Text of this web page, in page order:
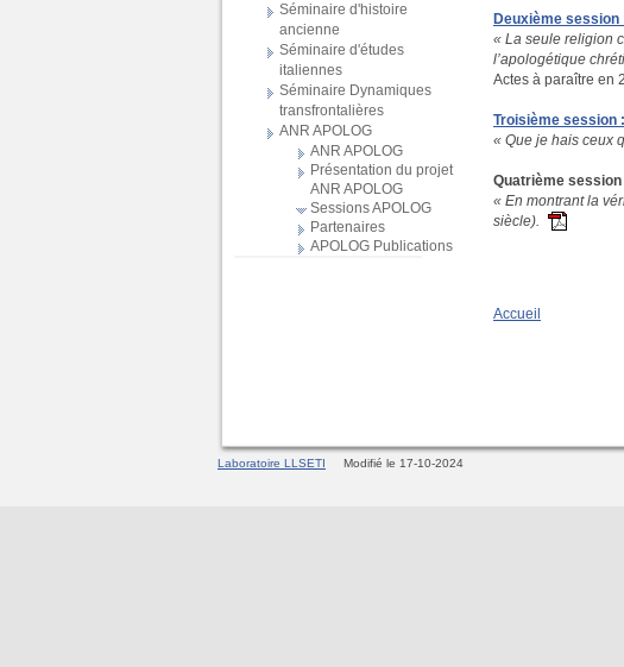
Séminaire d'histoire
ancienne
Séminaire d'études
italiennes
Séminaire Dynamiques
transfrontalières
ANR APOLOG
ANR APOLOG
Présentation du projet
ANR APOLOG
Sessions APOLOG
Partenaires
APOLOG Publications
Deuxième session
« La seule religion
l’apologétique
Actes à paraître en
Troisième session
« Que je hais ceux
Quatrième
« En montrant la
siècle).
Accueil
Laboratoire LLSETI Modifié le 17-10-2024